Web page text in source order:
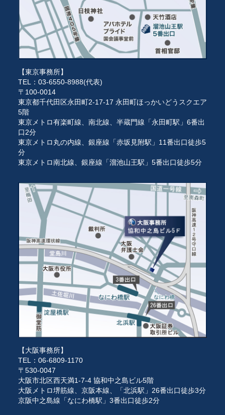
【東京事務所】
TEL：03-6550-8988(代表)
〒100-0014
東京都千代田区永田町2-17-17 永田町ほっかいどうスクエア
5階
東京メトロ有楽町線、南北線、半蔵門線「永田町駅」6番出
口2分
東京メトロ丸の内線、銀座線「赤坂見附駅」11番出口徒歩5
分
東京メトロ南北線、銀座線「溜池山王駅」5番出口徒歩5分
【大阪事務所】
TEL：06-6809-1170
〒530-0047
大阪市北区西天満1-7-4 協和中之島ビル5階
大阪メトロ堺筋線、京阪本線、「北浜駅」26番出口徒歩3分
京阪中之島線「なにわ橋駅」3番出口徒歩2分